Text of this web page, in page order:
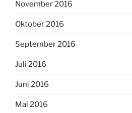
November 2016
Oktober 2016
September 2016
Juli 2016
Juni 2016
Mai 2016